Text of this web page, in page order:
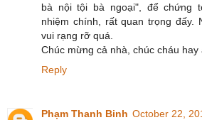
bà nội tội bà ngoại", để chứng
nhiệm chính, rất quan trọng đấy.
vui rạng rỡ quá.
Chúc mừng cả nhà, chúc cháu hay
Reply
Phạm Thanh Binh October 22,